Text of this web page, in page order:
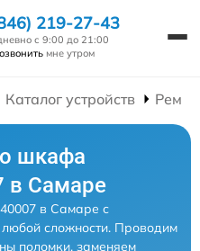
219-27-43
с 9:00 до 21:00
мне утром
Каталог устройств
шкафа
в Самаре
в Самаре с
сложности. Проводим
поломки, заменяем